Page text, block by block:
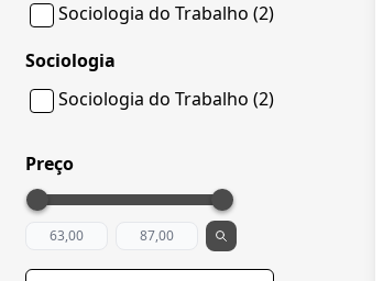
Sociologia do Trabalho (2)
Sociologia
Sociologia do Trabalho (2)
Preço